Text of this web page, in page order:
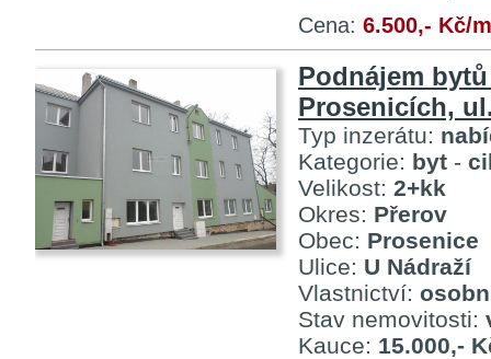
Cena: 6.500,- Kč/
Podnájem
Prosenicích,
Typ inzerátu:
Kategorie: byt -
Velikost: 2+kk
Okres: Přerov
Obec: Prosenice
Ulice: U Nádraží
Vlastnictví:
Stav nemovitosti:
Kauce: 15.000,-